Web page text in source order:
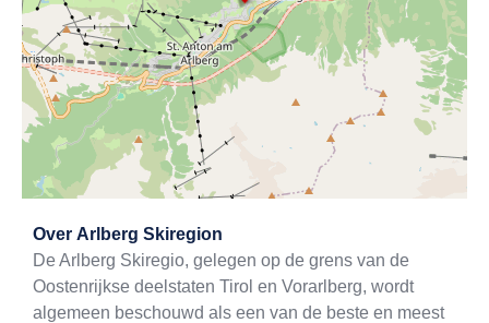
Over Arlberg Skiregion
De Arlberg Skiregio, gelegen op de grens van de
Oostenrijkse deelstaten Tirol en Vorarlberg, wordt
algemeen beschouwd als een van de beste en meest